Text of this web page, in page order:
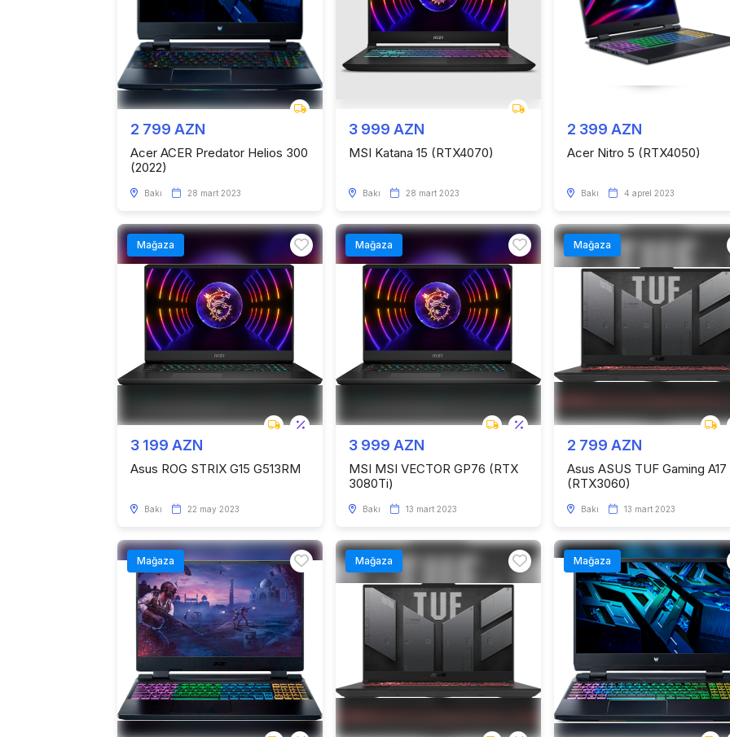
2 799 AZN
Acer ACER Predator Helios 300
(2022)
Bakı 28 mart 2023
3 999 AZN
MSI Katana 15 (RTX4070)
Bakı 28 mart 2023
2 399 AZN
Acer Nitro 5 (RTX4050)
Bakı 4 aprel 2023
Mağaza
3 199 AZN
Asus ROG STRIX G15 G513RM
Bakı 22 may 2023
Mağaza
3 999 AZN
MSI MSI VECTOR GP76 (RTX
3080Ti)
Bakı 13 mart 2023
Mağaza
2 799 AZN
Asus ASUS TUF Gaming A17
(RTX3060)
Bakı 13 mart 2023
Mağaza Mağaza Mağaza